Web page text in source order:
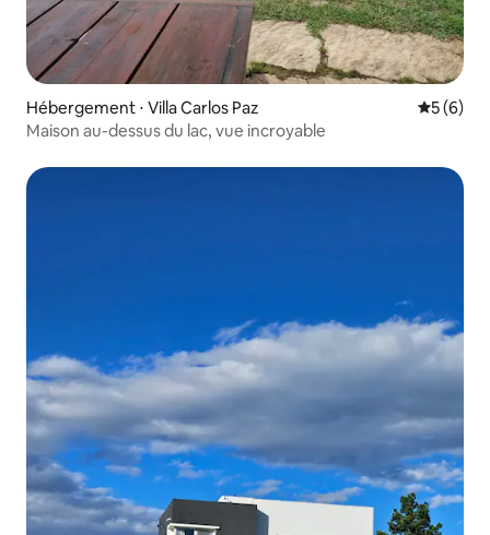
Hébergement ⋅ Villa Carlos Paz
5 (6)
Maison au-dessus du lac, vue incroyable